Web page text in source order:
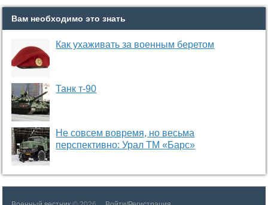
Вам необходимо это знать
Как ухаживать за военным беретом
Танк т-90
Не совсем вовремя, но весьма
перспективно: Урал ТМ «Барс»